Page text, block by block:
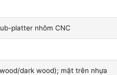
platter nhôm CNC
dark wood); mặt trên nhựa